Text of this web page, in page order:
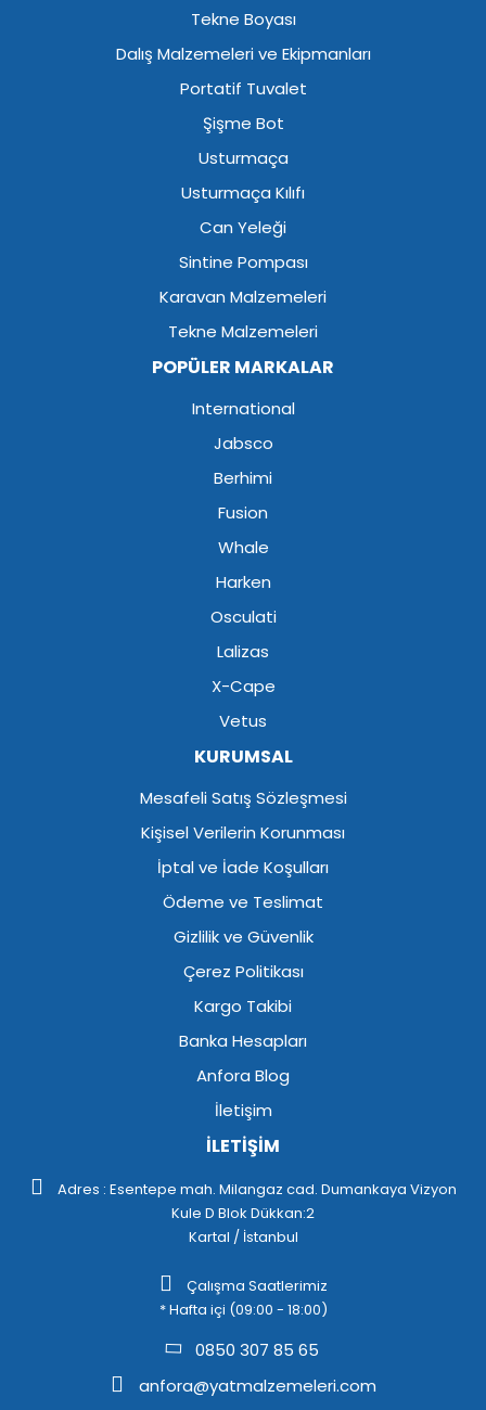
Tekne Boyası
Dalış Malzemeleri ve Ekipmanları
Portatif Tuvalet
Şişme Bot
Usturmaça
Usturmaça Kılıfı
Can Yeleği
Sintine Pompası
Karavan Malzemeleri
Tekne Malzemeleri
POPÜLER MARKALAR
International
Jabsco
Berhimi
Fusion
Whale
Harken
Osculati
Lalizas
X-Cape
Vetus
KURUMSAL
Mesafeli Satış Sözleşmesi
Kişisel Verilerin Korunması
İptal ve İade Koşulları
Ödeme ve Teslimat
Gizlilik ve Güvenlik
Çerez Politikası
Kargo Takibi
Banka Hesapları
Anfora Blog
İletişim
İLETİŞİM
Adres : Esentepe mah. Milangaz cad. Dumankaya Vizyon
Kule D Blok Dükkan:2
Kartal / İstanbul
Çalışma Saatlerimiz
* Hafta içi (09:00 - 18:00)
0850 307 85 65
anfora@yatmalzemeleri.com